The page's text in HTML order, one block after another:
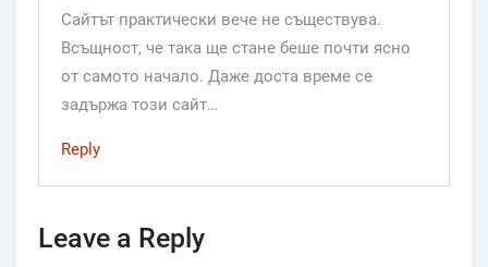
Сайтът практически вече не съществува.
Всъщност, че така ще стане беше почти ясно
от самото начало. Даже доста време се
задържа този сайт…
Reply
Leave a Reply